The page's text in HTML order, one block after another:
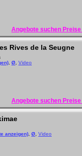
Angebote suchen
Rives de la Seugne
Ø Video
Angebote suchen
anzeigen) Ø Video